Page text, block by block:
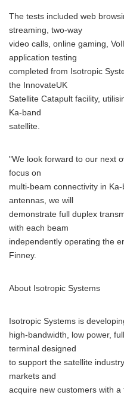
The tests included web
streaming, two-way
video calls, online gaming,
application testing
completed from Isotropic
the InnovateUK
Satellite Catapult facility,
Ka-band
satellite.
"We look forward to our next
focus on
multi-beam connectivity in
antennas, we will
demonstrate full duplex
with each beam
independently operating the
Finney.
About Isotropic Systems
Isotropic Systems is
high-bandwidth, low power,
terminal designed
to support the satellite
markets and
acquire new customers with